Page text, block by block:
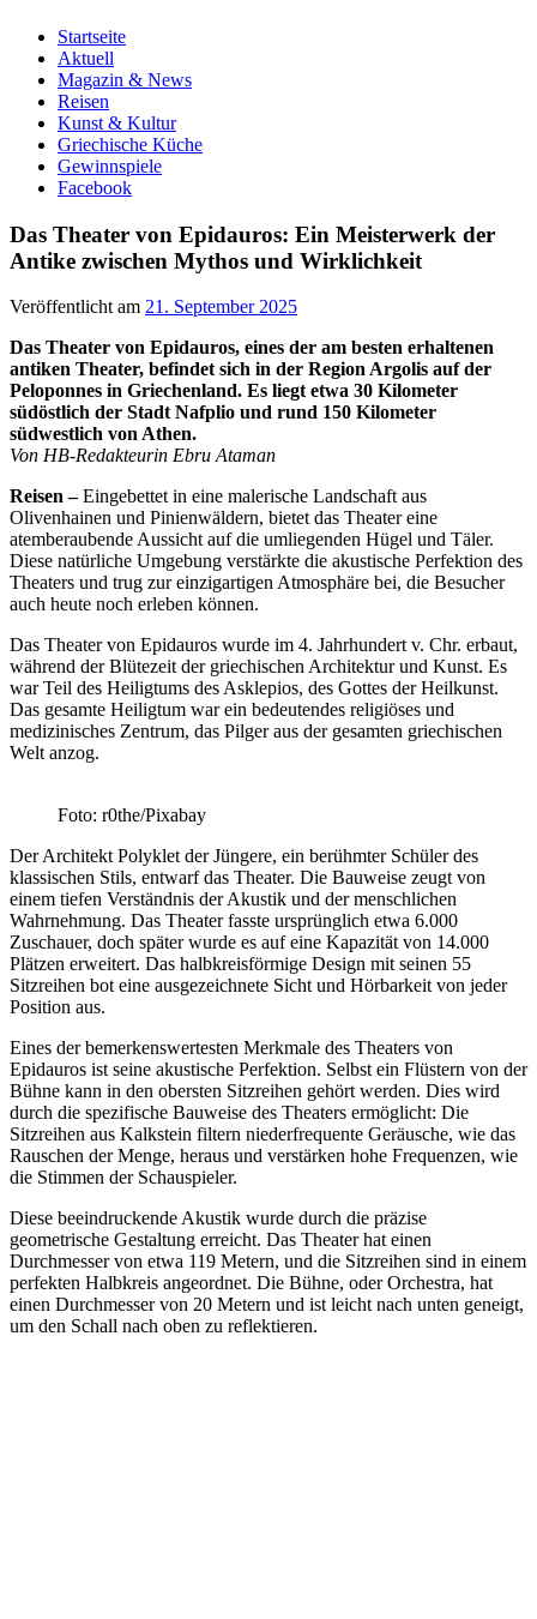
Startseite
Aktuell
Magazin & News
Reisen
Kunst & Kultur
Griechische Küche
Gewinnspiele
Facebook
Das Theater von Epidauros: Ein Meisterwerk der
Antike zwischen Mythos und Wirklichkeit
Veröffentlicht am 21. September 2025
Das Theater von Epidauros, eines der am besten erhaltenen
antiken Theater, befindet sich in der Region Argolis auf der
Peloponnes in Griechenland. Es liegt etwa 30 Kilometer
südöstlich der Stadt Nafplio und rund 150 Kilometer
südwestlich von Athen.
Von HB-Redakteurin Ebru Ataman
Reisen –Eingebettet in eine malerische Landschaft aus
Olivenhainen und Pinienwäldern, bietet das Theater eine
atemberaubende Aussicht auf die umliegenden Hügel und Täler.
Diese natürliche Umgebung verstärkte die akustische Perfektion des
Theaters und trug zur einzigartigen Atmosphäre bei, die Besucher
auch heute noch erleben können.
Das Theater von Epidauros wurde im 4. Jahrhundert v. Chr. erbaut,
während der Blütezeit der griechischen Architektur und Kunst. Es
war Teil des Heiligtums des Asklepios, des Gottes der Heilkunst.
Das gesamte Heiligtum war ein bedeutendes religiöses und
medizinisches Zentrum, das Pilger aus der gesamten griechischen
Welt anzog.
Foto: r0the/Pixabay
Der Architekt Polyklet der Jüngere, ein berühmter Schüler des
klassischen Stils, entwarf das Theater. Die Bauweise zeugt von
einem tiefen Verständnis der Akustik und der menschlichen
Wahrnehmung. Das Theater fasste ursprünglich etwa 6.000
Zuschauer, doch später wurde es auf eine Kapazität von 14.000
Plätzen erweitert. Das halbkreisförmige Design mit seinen 55
Sitzreihen bot eine ausgezeichnete Sicht und Hörbarkeit von jeder
Position aus.
Eines der bemerkenswertesten Merkmale des Theaters von
Epidauros ist seine akustische Perfektion. Selbst ein Flüstern von der
Bühne kann in den obersten Sitzreihen gehört werden. Dies wird
durch die spezifische Bauweise des Theaters ermöglicht: Die
Sitzreihen aus Kalkstein filtern niederfrequente Geräusche, wie das
Rauschen der Menge, heraus und verstärken hohe Frequenzen, wie
die Stimmen der Schauspieler.
Diese beeindruckende Akustik wurde durch die präzise
geometrische Gestaltung erreicht. Das Theater hat einen
Durchmesser von etwa 119 Metern, und die Sitzreihen sind in einem
perfekten Halbkreis angeordnet. Die Bühne, oder Orchestra, hat
einen Durchmesser von 20 Metern und ist leicht nach unten geneigt,
um den Schall nach oben zu reflektieren.